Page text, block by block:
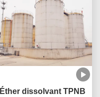
Éther dissolvant TPNB